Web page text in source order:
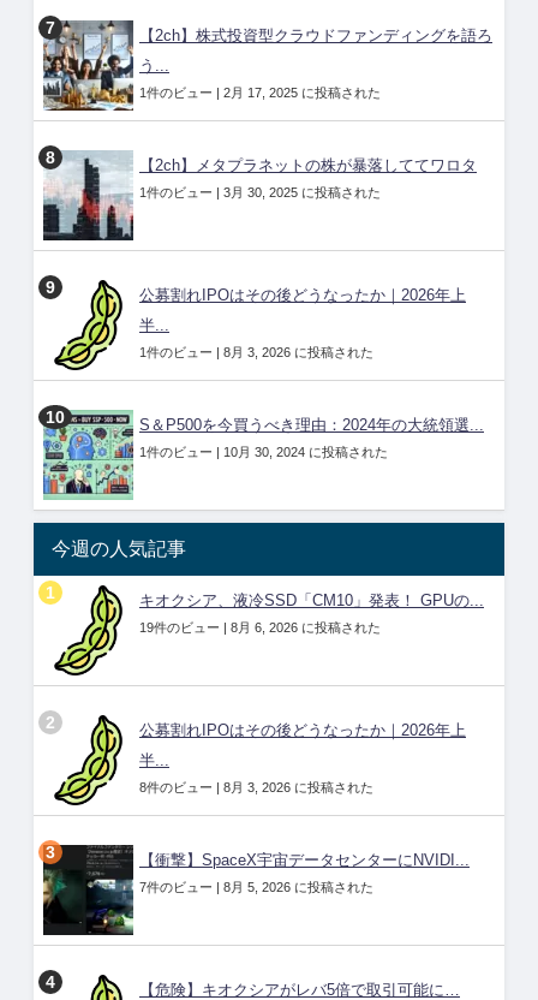
【2ch】株式投資型クラウドファンディングを語ろ
う...
1件のビュー | 2月 17, 2025 に投稿された
【2ch】メタプラネットの株が暴落しててワロタ
1件のビュー | 3月 30, 2025 に投稿された
公募割れIPOはその後どうなったか｜2026年上
半...
1件のビュー | 8月 3, 2026 に投稿された
S＆P500を今買うべき理由：2024年の大統領選...
1件のビュー | 10月 30, 2024 に投稿された
今週の人気記事
キオクシア、液冷SSD「CM10」発表！ GPUの...
19件のビュー | 8月 6, 2026 に投稿された
公募割れIPOはその後どうなったか｜2026年上
半...
8件のビュー | 8月 3, 2026 に投稿された
【衝撃】SpaceX宇宙データセンターにNVIDI...
7件のビュー | 8月 5, 2026 に投稿された
【危険】キオクシアがレバ5倍で取引可能に…